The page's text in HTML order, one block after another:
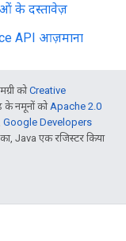
के दस्तावेज़
API आज़माना
कोCreative
नमूनों कोApache 2.0
Google Developers
Java एक रजिस्टर किया